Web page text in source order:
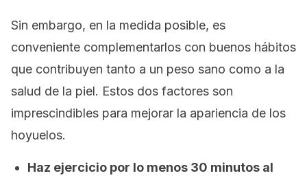
Sin embargo, en la medida posible, es
conveniente complementarlos con buenos hábitos
que contribuyen tanto a un peso sano como a la
salud de la piel. Estos dos factores son
imprescindibles para mejorar la apariencia de los
hoyuelos.
Haz ejercicio por lo menos 30 minutos al